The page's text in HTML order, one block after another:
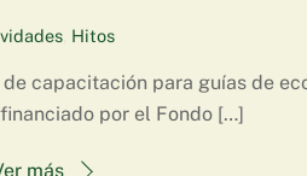
, Hitos
capacitación para guías de
por el Fondo […]
más